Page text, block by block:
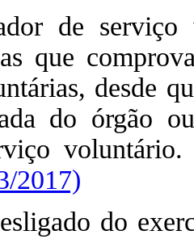
de serviço
que
desde
do órgão
2017)
do